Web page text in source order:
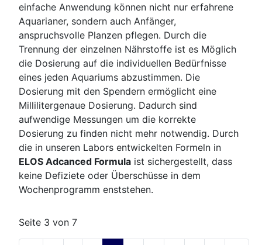
einfache Anwendung können nicht nur erfahrene
Aquarianer, sondern auch Anfänger,
anspruchsvolle Planzen pflegen. Durch die
Trennung der einzelnen Nährstoffe ist es Möglich
die Dosierung auf die individuellen Bedürfnisse
eines jeden Aquariums abzustimmen. Die
Dosierung mit den Spendern ermöglicht eine
Millilitergenaue Dosierung. Dadurch sind
aufwendige Messungen um die korrekte
Dosierung zu finden nicht mehr notwendig. Durch
die in unseren Labors entwickelten Formeln in
ELOS Adcanced Formula ist sichergestellt, dass
keine Defiziete oder Überschüsse in dem
Wochenprogramm enststehen.
Seite 3 von 7